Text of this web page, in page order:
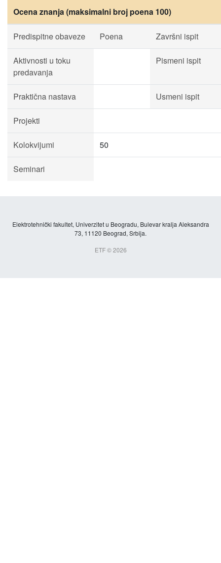
Ocena znanja (maksimalni broj poena 100)
Predispitne obaveze Poena Završni ispit
Aktivnosti u toku
predavanja
Pismeni ispit
Praktična nastava Usmeni ispit
Projekti
Kolokvijumi 50
Seminari
Elektrotehnički fakultet, Univerzitet u Beogradu, Bulevar kralja Aleksandra
73, 11120 Beograd, Srbija.
ETF © 2026